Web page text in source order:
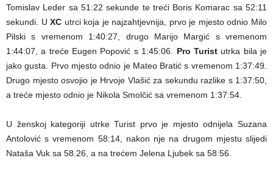
Tomislav Leder sa 51:22 sekunde te treći Boris Komarac sa 52:11
sekundi. UXC utrci koja je najzahtjevnija, prvo je mjesto odnio Milo
Pilski s vremenom 1:40:27, drugo Marijo Margić s vremenom
1:44:07, a treće Eugen Popović s 1:45:06. Pro Turistutrka bila je
jako gusta. Prvo mjesto odnio je Mateo Bratić s vremenom 1:37:49.
Drugo mjesto osvojio je Hrvoje Vlašić za sekundu razlike s 1:37:50,
a treće mjesto odnio je Nikola Smolčić sa vremenom 1:37:54.
U ženskoj kategoriji utrke Turist prvo je mjesto odnijela Suzana
Antolović s vremenom 58:14, nakon nje na drugom mjestu slijedi
Nataša Vuk sa 58.26, a na trećem Jelena Ljubek sa 58:56.